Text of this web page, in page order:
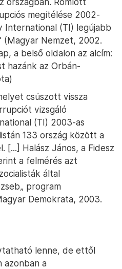
megítélése 2002-
International (TI) legújabb
(Magyar Nemzet, 2002.
a belső oldalon az alcím:
hazánk az Orbán-
csúszott vissza
vizsgáló
(TI) 2003-as
133 ország között a
[...] Halász János, a Fidesz
a felmérés azt
által
program
Demokrata, 2003.
lenne, de ettől
azonban a